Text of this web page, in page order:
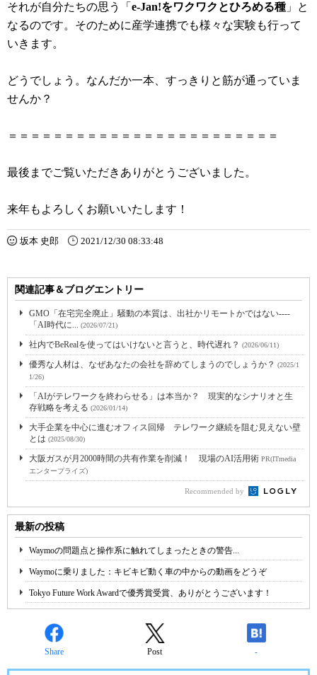
それが自分たちの思う「 e-Jan!をワクワクとひろめる種 」と
なるのです。そのために産学連携でも様々な実験も行って
いきます。
どうでしょう。なんだか一本、すっきりと筋が通っていま
せんか？
＝＝＝＝＝＝＝＝＝＝＝＝＝＝＝＝＝＝＝＝＝＝＝＝
最後までご覧いただきありがとうございました。
来年もよろしくお願いいたします！
坂本 史郎 2021/12/30 08:33:48
関連記事＆ブログエントリー
GMO「在宅完全廃止」騒動の本質は、出社かリモートかではない----
「AI時代に... (2026/07/21)
社内でBeRealを使ってはいけないと言うと、時代遅れ？ (2026/06/11)
優秀な人材は、なぜあなたの会社を辞めてしまうのでしょうか？ (2025/1
1/26)
「AIがテレワークを終わらせる」は本当か？ 現実的なシナリオと生
存戦略を考える (2026/01/14)
大手企業を中心に進むオフィス回帰 テレワーク継続を阻む見えない壁
とは (2025/08/30)
大阪ガスが月2000時間の共有作業を削減！ 現場のAI活用術 PR(ITmedia
エンタープライズ)
Recommended by
最新の投稿
Waymoの問題点と操作系に触れてしまったときの警告...
Waymoに乗りました：キビキビ動く車の中からの動画をどうぞ
Tokyo Future Work Awardで優秀賞受賞、ありがとうございます！
Share Post -